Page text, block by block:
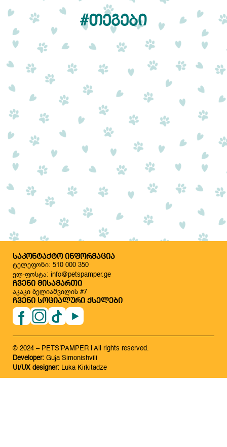
#ᲗᲔᲒᲔᲑᲘ
ᲡᲐᲙᲝᲜᲢᲐᲥᲢᲝ ᲘᲜᲤᲝᲠᲛᲐᲪᲘᲐ
ტელეფონი: 510 000 350
ელ-ფოსტა: info@petspamper.ge
ᲩᲕᲔᲜᲘ ᲛᲘᲡᲐᲛᲐᲠᲗᲘ
აკაკი ბელიაშვილის #7
ᲩᲕᲔᲜᲘ ᲡᲝᲪᲘᲐᲚᲣᲠᲘ ᲥᲡᲔᲚᲔᲑᲘ
© 2024 – PETS’PAMPER | All rights reserved.
Developer: Guja Simonishvili
UI/UX designer:
Luka Kirkitadze